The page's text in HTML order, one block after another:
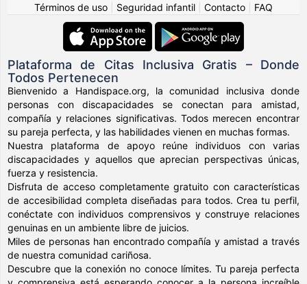
Términos de uso
Seguridad infantil Contacto FAQ
Plataforma de Citas Inclusiva Gratis – Donde
Todos Pertenecen
Bienvenido a Handispace.org, la comunidad inclusiva donde
personas con discapacidades se conectan para amistad,
compañía y relaciones significativas. Todos merecen encontrar
su pareja perfecta, y las habilidades vienen en muchas formas.
Nuestra plataforma de apoyo reúne individuos con varias
discapacidades y aquellos que aprecian perspectivas únicas,
fuerza y resistencia.
Disfruta de acceso completamente gratuito con características
de accesibilidad completa diseñadas para todos. Crea tu perfil,
conéctate con individuos comprensivos y construye relaciones
genuinas en un ambiente libre de juicios.
Miles de personas han encontrado compañía y amistad a través
de nuestra comunidad cariñosa.
Descubre que la conexión no conoce límites. Tu pareja perfecta